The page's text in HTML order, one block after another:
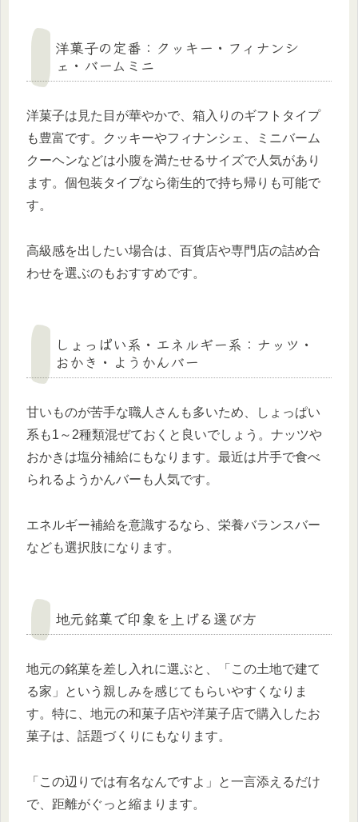
洋菓子の定番：クッキー・フィナンシ
ェ・バームミニ
洋菓子は見た目が華やかで、箱入りのギフトタイプ
も豊富です。クッキーやフィナンシェ、ミニバーム
クーヘンなどは小腹を満たせるサイズで人気があり
ます。個包装タイプなら衛生的で持ち帰りも可能で
す。
高級感を出したい場合は、百貨店や専門店の詰め合
わせを選ぶのもおすすめです。
しょっぱい系・エネルギー系：ナッツ・
おかき・ようかんバー
甘いものが苦手な職人さんも多いため、しょっぱい
系も1～2種類混ぜておくと良いでしょう。ナッツや
おかきは塩分補給にもなります。最近は片手で食べ
られるようかんバーも人気です。
エネルギー補給を意識するなら、栄養バランスバー
なども選択肢になります。
地元銘菓で印象を上げる選び方
地元の銘菓を差し入れに選ぶと、「この土地で建て
る家」という親しみを感じてもらいやすくなりま
す。特に、地元の和菓子店や洋菓子店で購入したお
菓子は、話題づくりにもなります。
「この辺りでは有名なんですよ」と一言添えるだけ
で、距離がぐっと縮まります。